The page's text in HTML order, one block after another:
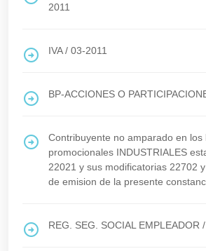
2011
IVA/ 03-2011
BP-ACCIONES O
Contribuyente no amparado en los
promocionales INDUSTRIALES
22021 y sus modificatorias 22702
de emision de la presente
REG. SEG. SOCIAL EMPLEADOR /